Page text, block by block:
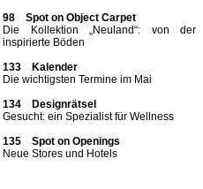
98 Spot on Object Carpet
Die Kollektion „Neuland“: von der
inspirierte Böden
133 Kalender
Die wichtigsten Termine im Mai
134 Designrätsel
Gesucht: ein Spezialist für Wellness
135 Spot on Openings
Neue Stores und Hotels